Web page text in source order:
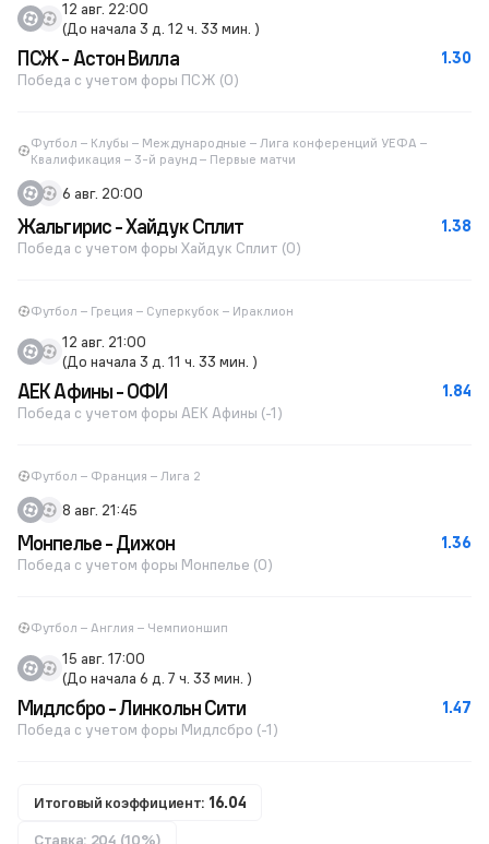
12 авг. 22:00
(До начала 3 д. 12 ч. 33 мин. )
1.30
ПСЖ - Астон Вилла
Победа с учетом форы ПСЖ (0)
Футбол – Клубы – Международные – Лига конференций УЕФА –
Квалификация – 3-й раунд – Первые матчи
6 авг. 20:00
1.38
Жальгирис - Хайдук Сплит
Победа с учетом форы Хайдук Сплит (0)
Футбол – Греция – Суперкубок – Ираклион
12 авг. 21:00
(До начала 3 д. 11 ч. 33 мин. )
1.84
АЕК Афины - ОФИ
Победа с учетом форы АЕК Афины (-1)
Футбол – Франция – Лига 2
8 авг. 21:45
1.36
Монпелье - Дижон
Победа с учетом форы Монпелье (0)
Футбол – Англия – Чемпионшип
15 авг. 17:00
(До начала 6 д. 7 ч. 33 мин. )
1.47
Мидлсбро - Линкольн Сити
Победа с учетом форы Мидлсбро (-1)
Итоговый коэффициент: 16.04
Ставка: 204 (10%)